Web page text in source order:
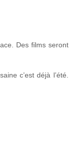
Des films seront
c’est déjà l’été.